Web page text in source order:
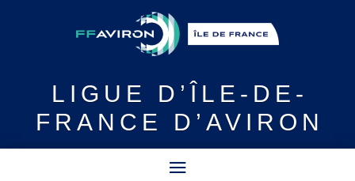
LIGUE
D’ÎLE-DE-
FRANCE D’AVIRON